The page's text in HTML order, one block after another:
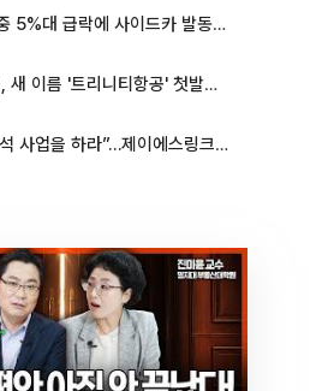
코스피, 장중 5%대 급락에 사이드카 발동…삼성·SK 동반 폭락
티웨이항공, 새 이름 '트리니티항공' 첫발…SSC 전략 본격화
트럼프 “자석 사업을 하라”…제이에스링크, 비중국 영구자석 공급망 구축 속도